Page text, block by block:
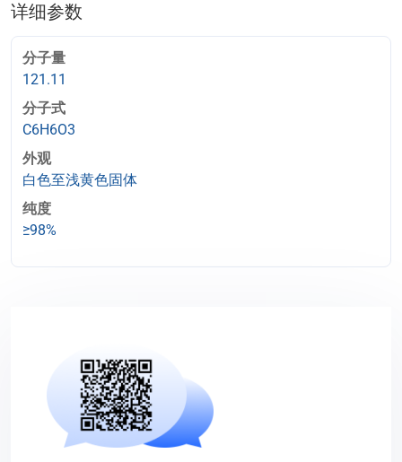
详细参数
分子量
121.11
分子式
C6H6O3
外观
白色至浅黄色固体
纯度
≥98%